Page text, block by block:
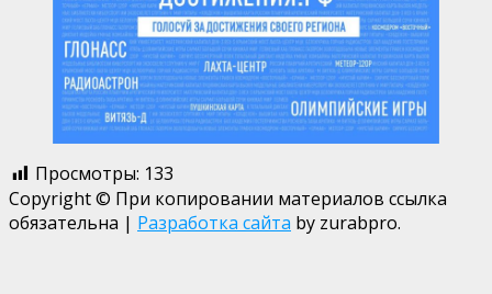
Просмотры: 133
Copyright © При копировании материалов ссылка
обязательна | Разработка сайта by zurabpro.